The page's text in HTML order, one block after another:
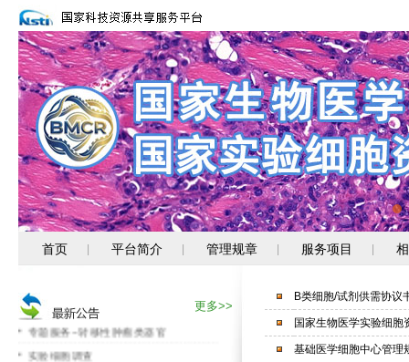
首页 平台简介 管理规章 服务项目
更多>>
关注PUMC-系列新资源
专题服务--转移性肿瘤类器官
实验细胞调查
B类细胞/试剂供需协议
国家生物医学实验细
基础医学细胞中心管理